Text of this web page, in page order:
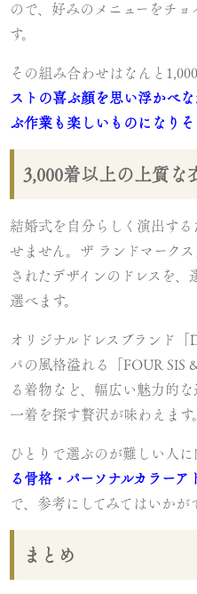
ので、好みのメニューをチョ
す。
その組み合わせはなんと
ストの喜ぶ顔を思い浮かべ
ぶ作業も楽しいものになりそ
3,000着以上の上質な
結婚式を自分らしく演出す
せません。ザ ランドマーク
されたデザインのドレスを、
選べます。
オリジナルドレスブランド「
パの風格溢れる「FOUR SIS
る着物など、幅広い魅力的
一着を探す贅沢が味わえます
ひとりで選ぶのが難しい人に
る骨格・パーソナルカラーア
で、参考にしてみてはいかが
まとめ